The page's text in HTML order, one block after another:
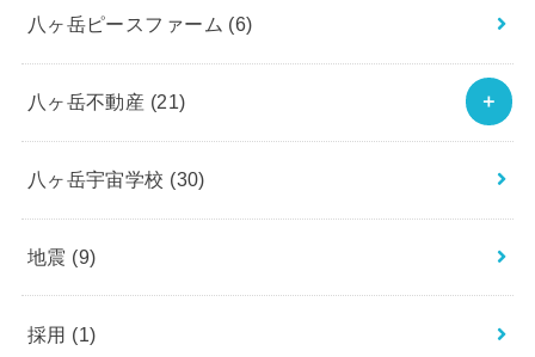
八ヶ岳ピースファーム (6)
八ヶ岳不動産 (21)
八ヶ岳宇宙学校 (30)
地震 (9)
採用 (1)